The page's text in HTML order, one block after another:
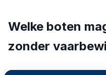
Welke boten
zonder